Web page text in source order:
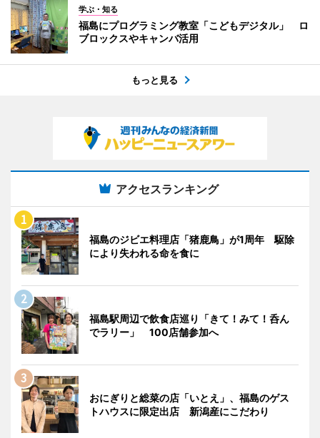
学ぶ・知る
福島にプログラミング教室「こどもデジタル」 ロ
ブロックスやキャンバ活用
もっと見る
アクセスランキング
福島のジビエ料理店「猪鹿鳥」が1周年 駆除
により失われる命を食に
福島駅周辺で飲食店巡り「きて！みて！呑ん
でラリー」 100店舗参加へ
おにぎりと総菜の店「いとえ」、福島のゲス
トハウスに限定出店 新潟産にこだわり